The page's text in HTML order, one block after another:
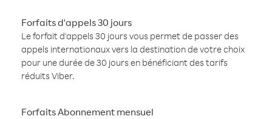
Forfaits d'appels 30 jours
Le forfait d'appels 30 jours vous permet de passer des
appels internationaux vers la destination de votre choix
pour une durée de 30 jours en bénéficiant des tarifs
réduits Viber.
Forfaits Abonnement mensuel